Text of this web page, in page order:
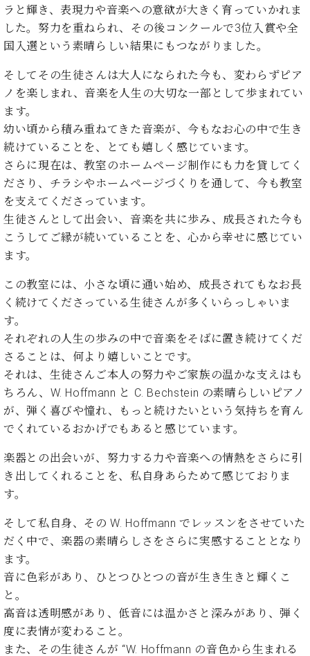
ラと輝き、表現力や音楽への意欲が大きく育っていかれま
した。努力を重ねられ、その後コンクールで3位入賞や全
国入選という素晴らしい結果にもつながりました。
そしてその生徒さんは大人になられた今も、変わらずピア
ノを楽しまれ、音楽を人生の大切な一部として歩まれてい
ます。
幼い頃から積み重ねてきた音楽が、今もなお心の中で生き
続けていることを、とても嬉しく感じています。
さらに現在は、教室のホームページ制作にも力を貸してく
ださり、チラシやホームページづくりを通して、今も教室
を支えてくださっています。
生徒さんとして出会い、音楽を共に歩み、成長された今も
こうしてご縁が続いていることを、心から幸せに感じてい
ます。
この教室には、小さな頃に通い始め、成長されてもなお長
く続けてくださっている生徒さんが多くいらっしゃいま
す。
それぞれの人生の歩みの中で音楽をそばに置き続けてくだ
さることは、何より嬉しいことです。
それは、生徒さんご本人の努力やご家族の温かな支えはも
ちろん、W. Hoffmann と C. Bechstein の素晴らしいピアノ
が、弾く喜びや憧れ、もっと続けたいという気持ちを育ん
でくれているおかげでもあると感じています。
楽器との出会いが、努力する力や音楽への情熱をさらに引
き出してくれることを、私自身あらためて感じておりま
す。
そして私自身、その W. Hoffmann でレッスンをさせていた
だく中で、楽器の素晴らしさをさらに実感することとなり
ます。
音に色彩があり、ひとつひとつの音が生き生きと輝くこ
と。
高音は透明感があり、低音には温かさと深みがあり、弾く
度に表情が変わること。
また、その生徒さんが “W. Hoffmann の音色から生まれる